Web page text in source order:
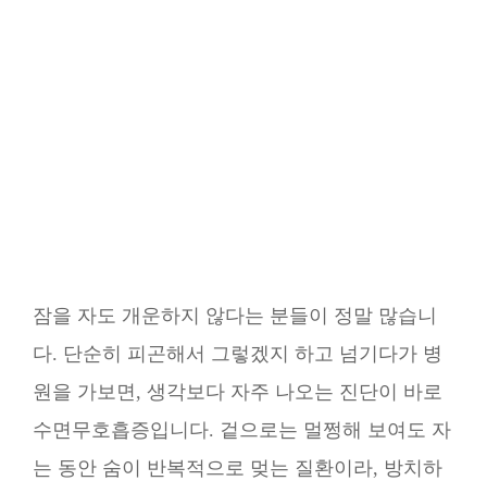
잠을 자도 개운하지 않다는 분들이 정말 많습니
다. 단순히 피곤해서 그렇겠지 하고 넘기다가 병
원을 가보면, 생각보다 자주 나오는 진단이 바로
수면무호흡증입니다. 겉으로는 멀쩡해 보여도 자
는 동안 숨이 반복적으로 멎는 질환이라, 방치하